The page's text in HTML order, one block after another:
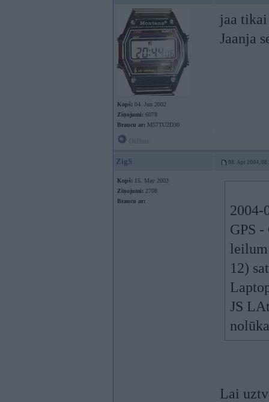
Kopš: 04. Jun 2002
Ziņojumi: 6078
Braucu ar: M57TU2D30
jaa
Jaanja
ZigS 08. Apr 2004,
Kopš: 15. May 2003
Ziņojumi: 2708
Braucu ar:
2004-
GPS
12)
JS
Lai